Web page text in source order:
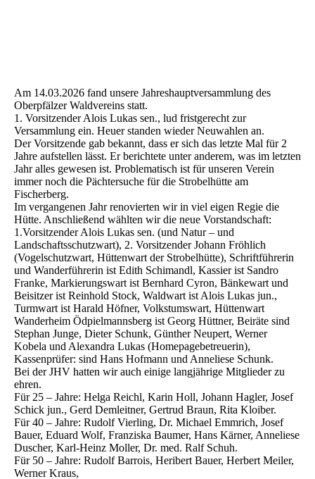
Am 14.03.2026 fand unsere Jahreshauptversammlung des
Oberpfälzer Waldvereins statt.
1. Vorsitzender Alois Lukas sen., lud fristgerecht zur
Versammlung ein. Heuer standen wieder Neuwahlen an.
Der Vorsitzende gab bekannt, dass er sich das letzte Mal für 2
Jahre aufstellen lässt. Er berichtete unter anderem, was im letzten
Jahr alles gewesen ist. Problematisch ist für unseren Verein
immer noch die Pächtersuche für die Strobelhütte am
Fischerberg.
Im vergangenen Jahr renovierten wir in viel eigen Regie die
Hütte. Anschließend wählten wir die neue Vorstandschaft:
1.Vorsitzender Alois Lukas sen. (und Natur – und
Landschaftsschutzwart), 2. Vorsitzender Johann Fröhlich
(Vogelschutzwart, Hüttenwart der Strobelhütte), Schriftführerin
und Wanderführerin ist Edith Schimandl, Kassier ist Sandro
Franke, Markierungswart ist Bernhard Cyron, Bänkewart und
Beisitzer ist Reinhold Stock, Waldwart ist Alois Lukas jun.,
Turmwart ist Harald Höfner, Volkstumswart, Hüttenwart
Wanderheim Ödpielmannsberg ist Georg Hüttner, Beiräte sind
Stephan Junge, Dieter Schunk, Günther Neupert, Werner
Kobela und Alexandra Lukas (Homepagebetreuerin),
Kassenprüfer: sind Hans Hofmann und Anneliese Schunk.
Bei der JHV hatten wir auch einige langjährige Mitglieder zu
ehren.
Für 25 – Jahre: Helga Reichl, Karin Holl, Johann Hagler, Josef
Schick jun., Gerd Demleitner, Gertrud Braun, Rita Kloiber.
Für 40 – Jahre: Rudolf Vierling, Dr. Michael Emmrich, Josef
Bauer, Eduard Wolf, Franziska Baumer, Hans Kärner, Anneliese
Duscher, Karl-Heinz Moller, Dr. med. Ralf Schuh.
Für 50 – Jahre: Rudolf Barrois, Heribert Bauer, Herbert Meiler,
Werner Kraus,